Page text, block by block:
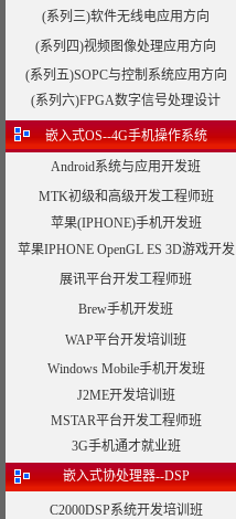
(系列三)软件无线电应用方向
(系列四)视频图像处理应用方向
(系列五)SOPC与控制系统应用方向
(系列六)FPGA数字信号处理设计
嵌入式OS--4G手机操作系统
Android系统与应用开发班
MTK初级和高级开发工程师班
苹果(IPHONE)手机开发班
苹果IPHONE OpenGL ES 3D游戏开发
展讯平台开发工程师班
Brew手机开发班
WAP平台开发培训班
Windows Mobile手机开发班
J2ME开发培训班
MSTAR平台开发工程师班
3G手机通才就业班
嵌入式协处理器--DSP
C2000DSP系统开发培训班